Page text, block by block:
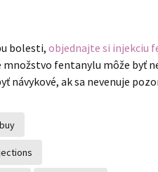
bolesti, objednajte si injekciu
fentanylu môže byť
návykové, ak sa nevenuje
buy